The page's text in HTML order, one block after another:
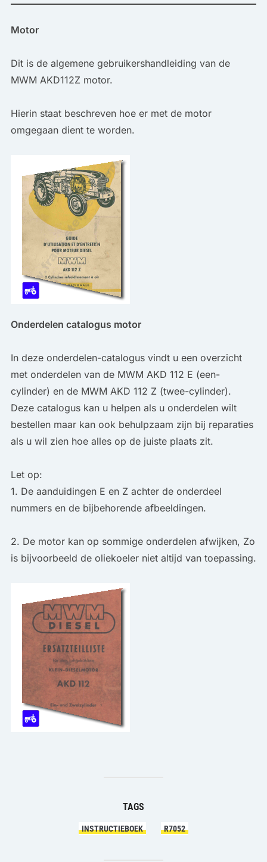
Motor
Dit is de algemene gebruikershandleiding van de
MWM AKD112Z motor.
Hierin staat beschreven hoe er met de motor
omgegaan dient te worden.
Onderdelen catalogus motor
In deze onderdelen-catalogus vindt u een overzicht
met onderdelen van de MWM AKD 112 E (een-
cylinder) en de MWM AKD 112 Z (twee-cylinder).
Deze catalogus kan u helpen als u onderdelen wilt
bestellen maar kan ook behulpzaam zijn bij reparaties
als u wil zien hoe alles op de juiste plaats zit.
Let op:
1. De aanduidingen E en Z achter de onderdeel
nummers en de bijbehorende afbeeldingen.
2. De motor kan op sommige onderdelen afwijken, Zo
is bijvoorbeeld de oliekoeler niet altijd van toepassing.
TAGS
INSTRUCTIEBOEK R7052